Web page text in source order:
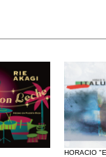
HORACIO